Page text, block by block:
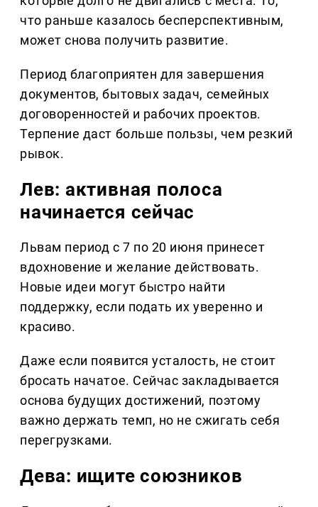
что раньше казалось бесперспективным,
может снова получить развитие.
Период благоприятен для завершения
документов, бытовых задач, семейных
договоренностей и рабочих проектов.
Терпение даст больше пользы, чем резкий
рывок.
Лев: активная полоса
начинается сейчас
Львам период с 7 по 20 июня принесет
вдохновение и желание действовать.
Новые идеи могут быстро найти
поддержку, если подать их уверенно и
красиво.
Даже если появится усталость, не стоит
бросать начатое. Сейчас закладывается
основа будущих достижений, поэтому
важно держать темп, но не сжигать себя
перегрузками.
Дева: ищите союзников